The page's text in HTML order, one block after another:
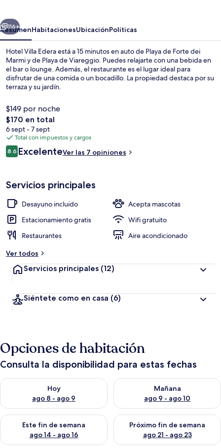
Siguiente
116+
ResumenHabitacionesUbicaciónPolíticas
Hotel Villa Edera está a 15 minutos en auto de Playa de Forte dei
Marmi y de Playa de Viareggio. Puedes relajarte con una bebida en
el bar o lounge. Además, el restaurante es el lugar ideal para
disfrutar de una comida o un bocadillo. La propiedad destaca por su
terraza y su jardín.
$149 por noche
El
precio
total
es
de
$170 en total
6 sept - 7 sept
Total con impuestos y cargos
Opiniones
8.68.6 de 10,
ExcelenteVer las 7 opiniones
Servicios principales
Desayuno incluido
Acepta mascotas
Estacionamiento gratis
Wifi gratuito
Restaurantes
Aire acondicionado
Ver todos
Servicios principales (12)
Siéntete como en casa (6)
Opciones de habitación
Consulta la disponibilidad para estas fechas
Hoy
ago 8 - ago 9
Consulta la disponibilidad para hoy ago 8 - ago 9
Mañana
ago 9 - ago 10
Consulta la disponibilidad
Este fin de semana
ago 14 - ago 16
Consulta la disponibilidad para este fin de semana ago 14 -
Próximo fin de semana
ago 21 - ago 23
Consulta la disponibilidad